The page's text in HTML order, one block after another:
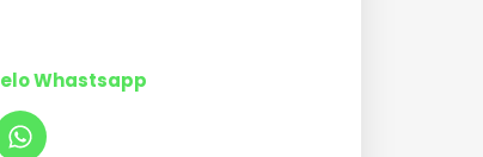
Whastsapp